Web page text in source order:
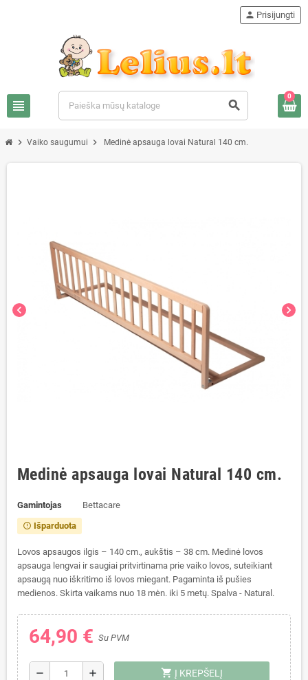
view_headline search
person Prisijungti
0
chevron_right Vaiko saugumui chevron_right Medinė apsauga lovai Natural 140 cm.
chevron_left chevron_right
Medinė apsauga lovai Natural 140 cm.
Gamintojas Bettacare
error_outline Išparduota
Lovos apsaugos ilgis – 140 cm., aukštis – 38 сm. Medinė lovos
apsauga lengvai ir saugiai pritvirtinama prie vaiko lovos, suteikiant
apsaugą nuo iškritimo iš lovos miegant. Pagaminta iš pušies
medienos. Skirta vaikams nuo 18 mėn. iki 5 metų. Spalva - Natural.
64,90 € Su PVM
remove add shopping_cart Į KREPŠELĮ